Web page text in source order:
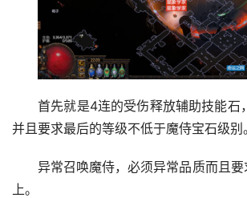
首先就是4连的受伤释放辅助技能石
并且要求最后的等级不低于魔侍宝石级别
异常召唤魔侍，必须异常品质而且要
上。